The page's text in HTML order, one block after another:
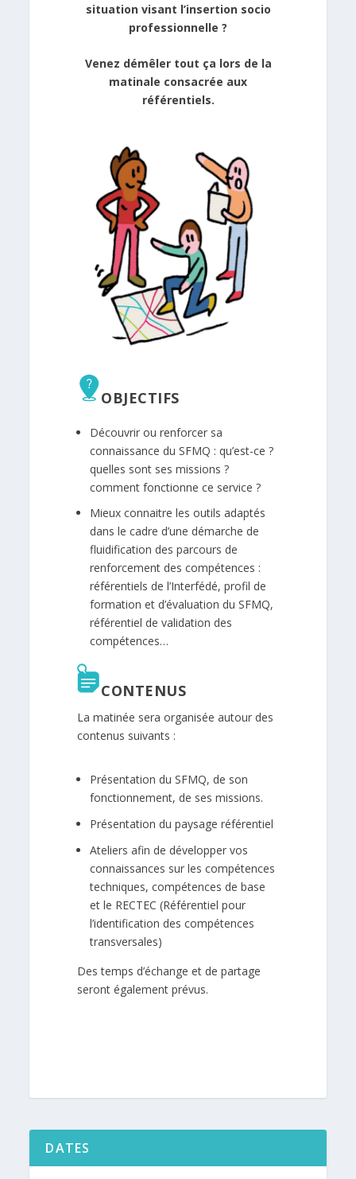
situation visant l’insertion socio
professionnelle ?
Venez démêler tout ça lors de la
matinale consacrée aux
référentiels.
OBJECTIFS
Découvrir ou renforcer sa
connaissance du SFMQ : qu’est-ce ?
quelles sont ses missions ?
comment fonctionne ce service ?
Mieux connaitre les outils adaptés
dans le cadre d’une démarche de
fluidification des parcours de
renforcement des compétences :
référentiels de l’Interfédé, profil de
formation et d’évaluation du SFMQ,
référentiel de validation des
compétences…
CONTENUS
La matinée sera organisée autour des
contenus suivants :
Présentation du SFMQ, de son
fonctionnement, de ses missions.
Présentation du paysage référentiel
Ateliers afin de développer vos
connaissances sur les compétences
techniques, compétences de base
et le RECTEC (Référentiel pour
l’identification des compétences
transversales)
Des temps d’échange et de partage
seront également prévus.
DATES